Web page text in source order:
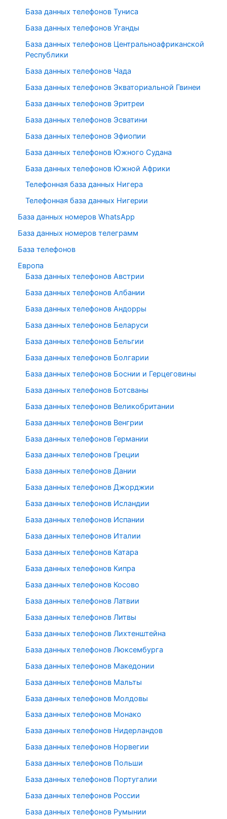
База данных телефонов Туниса
База данных телефонов Уганды
База данных телефонов Центральноафриканской
Республики
База данных телефонов Чада
База данных телефонов Экваториальной Гвинеи
База данных телефонов Эритреи
База данных телефонов Эсватини
База данных телефонов Эфиопии
База данных телефонов Южного Судана
База данных телефонов Южной Африки
Телефонная база данных Нигера
Телефонная база данных Нигерии
База данных номеров WhatsApp
База данных номеров телеграмм
База телефонов
Европа
База данных телефонов Австрии
База данных телефонов Албании
База данных телефонов Андорры
База данных телефонов Беларуси
База данных телефонов Бельгии
База данных телефонов Болгарии
База данных телефонов Боснии и Герцеговины
База данных телефонов Ботсваны
База данных телефонов Великобритании
База данных телефонов Венгрии
База данных телефонов Германии
База данных телефонов Греции
База данных телефонов Дании
База данных телефонов Джорджии
База данных телефонов Исландии
База данных телефонов Испании
База данных телефонов Италии
База данных телефонов Катара
База данных телефонов Кипра
База данных телефонов Косово
База данных телефонов Латвии
База данных телефонов Литвы
База данных телефонов Лихтенштейна
База данных телефонов Люксембурга
База данных телефонов Македонии
База данных телефонов Мальты
База данных телефонов Молдовы
База данных телефонов Монако
База данных телефонов Нидерландов
База данных телефонов Норвегии
База данных телефонов Польши
База данных телефонов Португалии
База данных телефонов России
База данных телефонов Румынии